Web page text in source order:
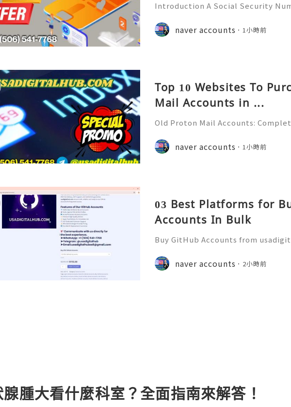
Introduction A Social Security
official identification,
overnment-related pur
naver accounts 1小時前
Top 10 Websites To
Mail Accounts in ...
Old Proton Mail Accounts:
liable 24/7 Customer Support
06) 541-7768
naver accounts 1小時前
03 Best Platforms for
Accounts In Bulk
Buy GitHub Accounts from
pp :+1 (506) 541-7768
b 💫💎💲💫🌐✨💎Discord:
naver accounts 2小時前
腺腫大看什麼科室？全面指南來解答！